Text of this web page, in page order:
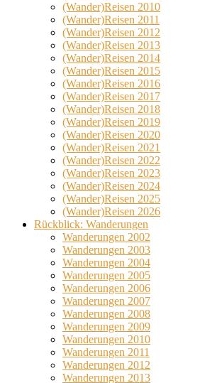
(Wander)Reisen 2010
(Wander)Reisen 2011
(Wander)Reisen 2012
(Wander)Reisen 2013
(Wander)Reisen 2014
(Wander)Reisen 2015
(Wander)Reisen 2016
(Wander)Reisen 2017
(Wander)Reisen 2018
(Wander)Reisen 2019
(Wander)Reisen 2020
(Wander)Reisen 2021
(Wander)Reisen 2022
(Wander)Reisen 2023
(Wander)Reisen 2024
(Wander)Reisen 2025
(Wander)Reisen 2026
Rückblick: Wanderungen
Wanderungen 2002
Wanderungen 2003
Wanderungen 2004
Wanderungen 2005
Wanderungen 2006
Wanderungen 2007
Wanderungen 2008
Wanderungen 2009
Wanderungen 2010
Wanderungen 2011
Wanderungen 2012
Wanderungen 2013